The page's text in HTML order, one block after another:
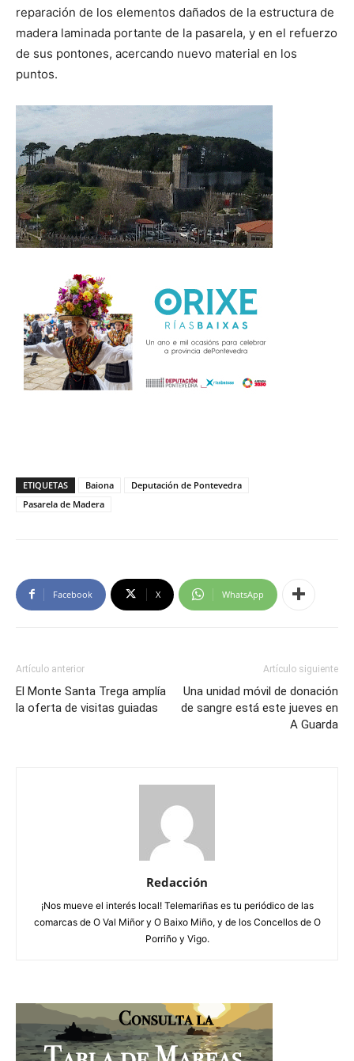
reparación de los elementos dañados de la estructura de
madera laminada portante de la pasarela, y en el refuerzo
de sus pontones, acercando nuevo material en los
puntos.
ETIQUETAS Baiona
Deputación de Pontevedra
Pasarela de Madera
Facebook X WhatsApp
Artículo anterior
El Monte Santa Trega amplía
la oferta de visitas guiadas
Artículo siguiente
Una unidad móvil de donación
de sangre está este jueves en
A Guarda
Redacción
¡Nos mueve el interés local! Telemariñas es tu periódico de las
comarcas de O Val Miñor y O Baixo Miño, y de los Concellos de O
Porriño y Vigo.